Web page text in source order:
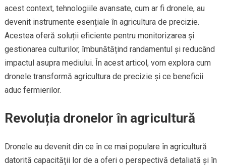
acest context, tehnologiile avansate, cum ar fi dronele, au
devenit instrumente esențiale în agricultura de precizie.
Acestea oferă soluții eficiente pentru monitorizarea și
gestionarea culturilor, îmbunătățind randamentul și reducând
impactul asupra mediului. În acest articol, vom explora cum
dronele transformă agricultura de precizie și ce beneficii
aduc fermierilor.
Revoluția dronelor în agricultură
Dronele au devenit din ce în ce mai populare în agricultură
datorită capacității lor de a oferi o perspectivă detaliată și în